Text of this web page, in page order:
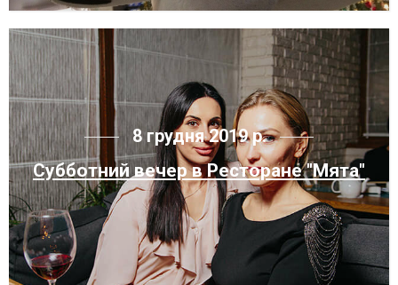
8 грудня 2019 р.
Субботний вечер в Ресторане "Мята"